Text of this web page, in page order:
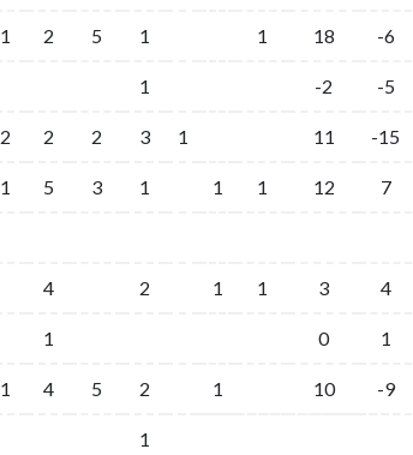
1 2 5 1 1 18 -6
1 -2 -5
2 2 2 3 1 11 -15
1 5 3 1 1 1 12 7
4 2 1 1 3 4
1 0 1
1 4 5 2 1 10 -9
1